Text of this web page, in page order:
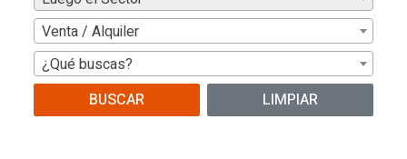
Venta / Alquiler
¿Qué buscas?
BUSCAR
LIMPIAR